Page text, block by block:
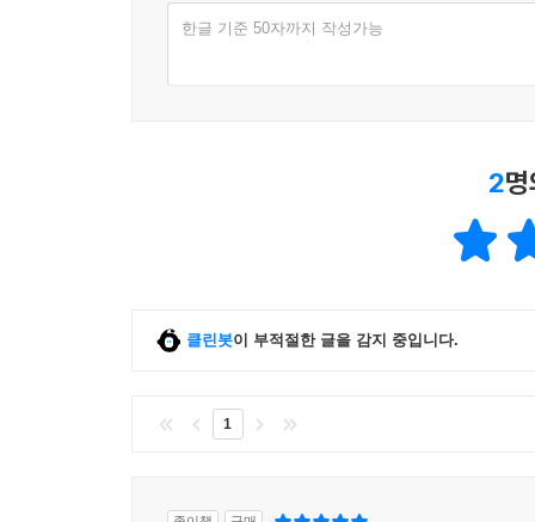
한글 기준 50자까지 작성가능
2
클린봇이 부적절한 글을 감지 중입니다.
1